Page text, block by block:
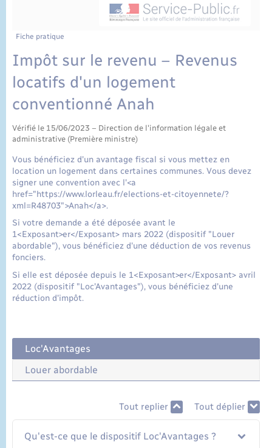
Fiche pratique
Impôt sur le revenu – Revenus
locatifs d'un logement
conventionné Anah
Vérifié le 15/06/2023 – Direction de l'information légale et
administrative (Première ministre)
Vous bénéficiez d'un avantage fiscal si vous mettez en
location un logement dans certaines communes. Vous devez
signer une convention avec l'<a
href="https://www.lorleau.fr/elections-et-citoyennete/?
xml=R48703">Anah</a>.
Si votre demande a été déposée avant le
1<Exposant>er</Exposant> mars 2022 (dispositif "Louer
abordable"), vous bénéficiez d'une déduction de vos revenus
fonciers.
Si elle est déposée depuis le 1<Exposant>er</Exposant> avril
2022 (dispositif "Loc'Avantages"), vous bénéficiez d'une
réduction d'impôt.
Loc'Avantages
Louer abordable
Tout replier Tout déplier
Qu'est-ce que le dispositif Loc'Avantages ?